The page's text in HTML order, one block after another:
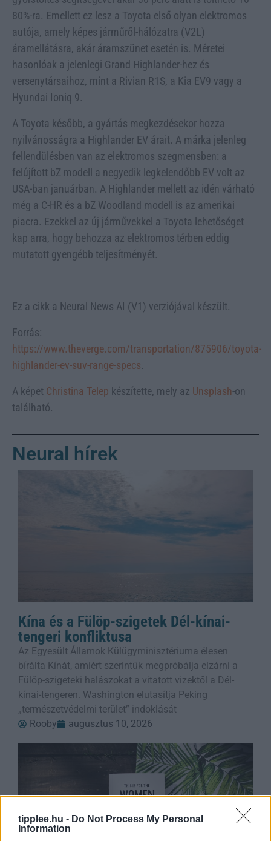
tipplee.hu - Do Not Process My Personal
Information
80%-ra. Emellett ez lesz a Toyota első olyan elektromos
autója, amely képes járműről-hálózatra (V2L)
áramellátásra, akár áramszünet esetén is. Méretei
hasonlóak a jelenlegi Grand Highlander-hez és
versenytársaihoz, mint a Rivian R1S, a Kia EV9 vagy a
Hyundai Ioniq 9.
A Toyota később, a gyártás megkezdésekor hozza
nyilvánosságra a Highlander EV árait. A márka jelenleg
fellendülésben van az elektromos szegmensben: a
felújított bZ modell a negyedik legkelendőbb EV volt az
USA-ban januárban. A Highlander mellett az idén várható
még a C-HR és a bZ Woodland modell is az amerikai
piacra. Ezekkel az új járművekkel a Toyota lehetőséget
kap arra, hogy behozza az elektromos térben eddig
mutatott gyengébb teljesítményét.
Ez a cikk a Neural News AI (V1) verziójával készült.
Forrás:
https://www.theverge.com/transportation/875906/toyota-
highlander-ev-suv-range-specs.
A képet Christina Telep készítette, mely az Unsplash-on
található.
Neural hírek
Kína és a Fülöp-szigetek Dél-kínai-
tengeri konfliktusa
Az Egyesült Államok Külügyminisztériuma élesen
bírálta Kínát, amiért szerintük megpróbálja elzárni a
Fülöp-szigeteki halászokat a vitatott vizektől a Dél-
kínai-tengeren. Washington elutasítja Peking
„természetvédelmi terület” indoklását
Rooby
augusztus 10, 2026